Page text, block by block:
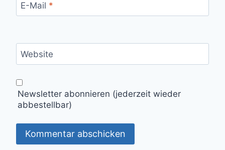
E-Mail *
Website
Newsletter abonnieren (jederzeit wieder
abbestellbar)